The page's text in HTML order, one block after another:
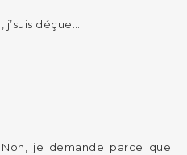
j’suis déçue….
je demande parce que